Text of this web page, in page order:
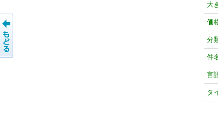
大
価
分
件
言
タ